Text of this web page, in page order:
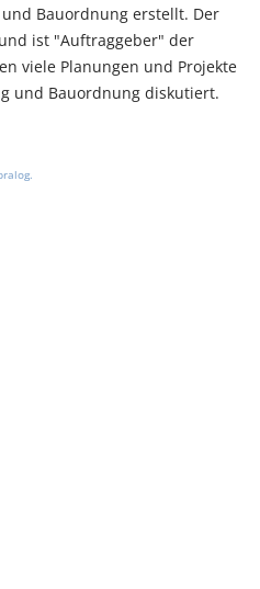
Bauordnung erstellt. Der
ist "Auftraggeber" der
viele Planungen und Projekte
und Bauordnung diskutiert.